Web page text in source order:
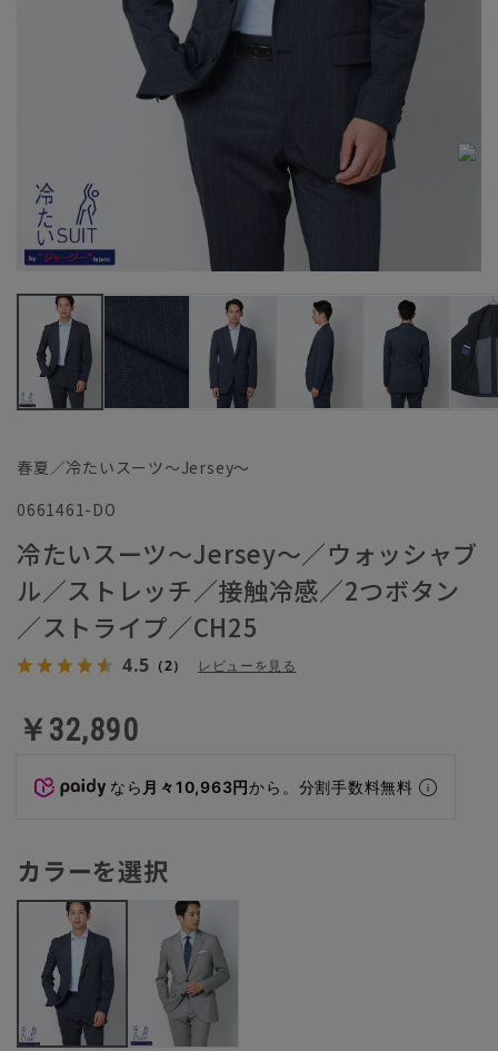
春夏／冷たいスーツ～Jersey～
0661461-DO
冷たいスーツ～Jersey～／ウォッシャブ
ル／ストレッチ／接触冷感／2つボタン
／ストライプ／CH25
4.5 （2） レビューを見る
￥32,890
なら 月々10,963円から。分割手数料無料
カラーを選択